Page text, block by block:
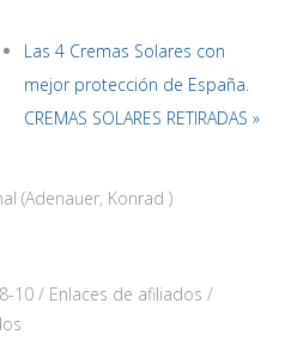
Las 4 Cremas Solares con
mejor protección de España.
CREMAS SOLARES RETIRADAS »
(Adenauer, Konrad )
10 / Enlaces de afiliados /